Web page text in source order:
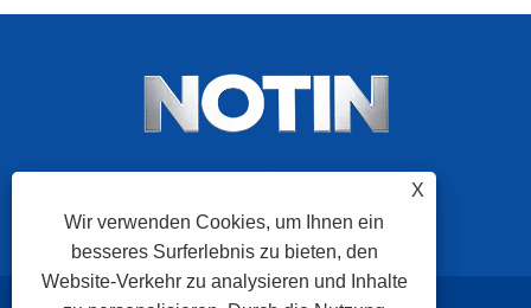
X
Wir verwenden Cookies, um Ihnen ein
besseres Surferlebnis zu bieten, den
Website-Verkehr zu analysieren und Inhalte